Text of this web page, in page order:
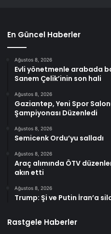
En Güncel Haberler
Ağustos 8, 2026
Evli yönetmenle arabada
Sanem Çelik’inin son hali
Ağustos 8, 2026
Gaziantep, Yeni Spor
Şampiyonası Düzenledi
Ağustos 8, 2026
Semicenk Ordu’yu salladı
Ağustos 8, 2026
Araç alımında ÖTV
akın etti
Ağustos 8, 2026
Trump: Şi ve Putin İran’a
Rastgele Haberler